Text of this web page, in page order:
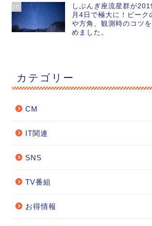
10
しぶんぎ座流星群が
月4日で極大に！ピーク
や方角、観測時のコツを
めました。
カテゴリー
CM
IT関連
SNS
TV番組
お得情報